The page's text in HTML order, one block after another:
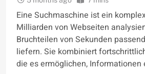
Eine Suchmaschine ist ein
Milliarden von Webseiten
Bruchteilen von Sekunden
liefern. Sie kombiniert
die es ermöglichen,